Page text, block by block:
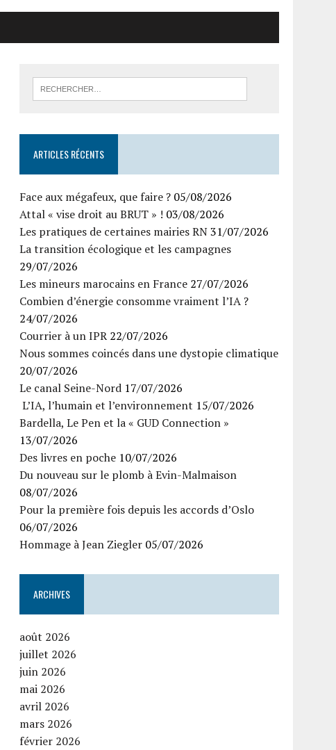
ARTICLES RÉCENTS
Face aux mégafeux, que faire ? 05/08/2026
Attal « vise droit au BRUT » ! 03/08/2026
Les pratiques de certaines mairies RN31/07/2026
La transition écologique et les campagnes
29/07/2026
Les mineurs marocains en France 27/07/2026
Combien d’énergie consomme vraiment l’IA ?
24/07/2026
Courrier à un IPR 22/07/2026
Nous sommes coincés dans une dystopie climatique
20/07/2026
Le canal Seine-Nord 17/07/2026
L’IA, l’humain et l’environnement 15/07/2026
Bardella, Le Pen et la « GUD Connection »
13/07/2026
Des livres en poche 10/07/2026
Du nouveau sur le plomb à Evin-Malmaison
08/07/2026
Pour la première fois depuis les accords d’Oslo
06/07/2026
Hommage à Jean Ziegler 05/07/2026
ARCHIVES
août 2026
juillet 2026
juin 2026
mai 2026
avril 2026
mars 2026
février 2026